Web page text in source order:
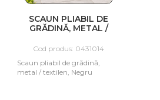
SCAUN PLIABIL DE
GRĂDINĂ, METAL /
Cod produs: 0431014
Scaun pliabil de grădină,
metal / textilen, Negru